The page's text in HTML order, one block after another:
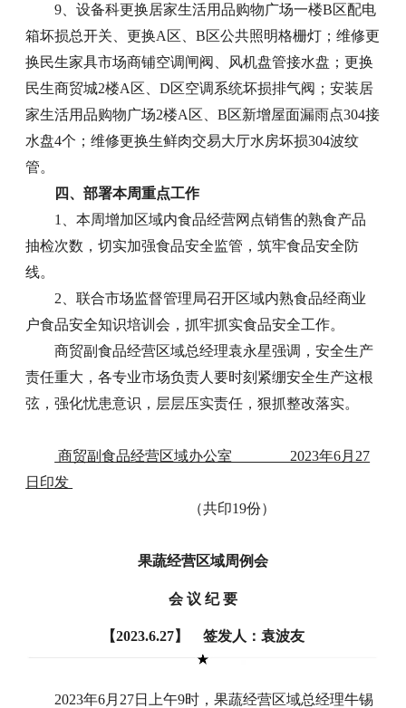
9、设备科更换居家生活用品购物广场一楼B区配电
箱坏损总开关、更换A区、B区公共照明格栅灯；维修更
换民生家具市场商铺空调闸阀、风机盘管接水盘；更换
民生商贸城2楼A区、D区空调系统坏损排气阀；安装居
家生活用品购物广场2楼A区、B区新增屋面漏雨点304接
水盘4个；维修更换生鲜肉交易大厅水房坏损304波纹
管。
四、部署本周重点工作
1、本周增加区域内食品经营网点销售的熟食产品
抽检次数，切实加强食品安全监管，筑牢食品安全防
线。
2、联合市场监督管理局召开区域内熟食品经商业
户食品安全知识培训会，抓牢抓实食品安全工作。
商贸副食品经营区域总经理袁永星强调，安全生产
责任重大，各专业市场负责人要时刻紧绷安全生产这根
弦，强化忧患意识，层层压实责任，狠抓整改落实。
商贸副食品经营区域办公室 2023年6月27
日印发
（共印19份）
果蔬经营区域周例会
会 议 纪 要
【2023.6.27】 签发人：袁波友
2023年6月27日上午9时，果蔬经营区域总经理牛锡